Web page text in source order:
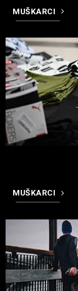
MUŠKARCI
MUŠKARCI